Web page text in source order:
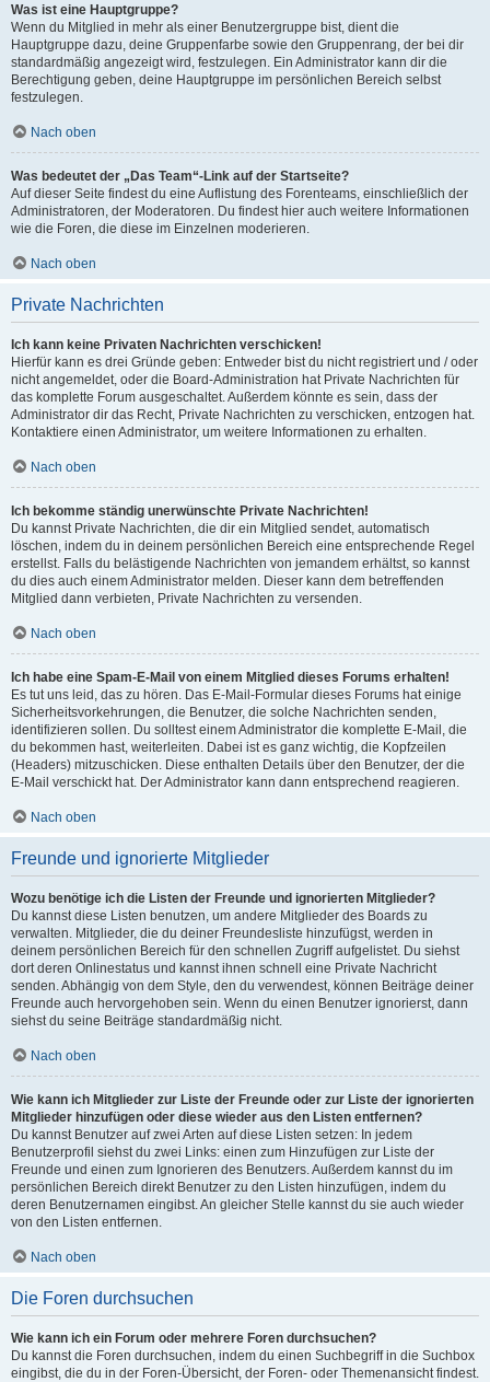
Was ist eine Hauptgruppe?
Wenn du Mitglied in mehr als einer Benutzergruppe bist, dient die
Hauptgruppe dazu, deine Gruppenfarbe sowie den Gruppenrang, der bei dir
standardmäßig angezeigt wird, festzulegen. Ein Administrator kann dir die
Berechtigung geben, deine Hauptgruppe im persönlichen Bereich selbst
festzulegen.
Nach oben
Was bedeutet der „Das Team“-Link auf der Startseite?
Auf dieser Seite findest du eine Auflistung des Forenteams, einschließlich der
Administratoren, der Moderatoren. Du findest hier auch weitere Informationen
wie die Foren, die diese im Einzelnen moderieren.
Nach oben
Private Nachrichten
Ich kann keine Privaten Nachrichten verschicken!
Hierfür kann es drei Gründe geben: Entweder bist du nicht registriert und / oder
nicht angemeldet, oder die Board-Administration hat Private Nachrichten für
das komplette Forum ausgeschaltet. Außerdem könnte es sein, dass der
Administrator dir das Recht, Private Nachrichten zu verschicken, entzogen hat.
Kontaktiere einen Administrator, um weitere Informationen zu erhalten.
Nach oben
Ich bekomme ständig unerwünschte Private Nachrichten!
Du kannst Private Nachrichten, die dir ein Mitglied sendet, automatisch
löschen, indem du in deinem persönlichen Bereich eine entsprechende Regel
erstellst. Falls du belästigende Nachrichten von jemandem erhältst, so kannst
du dies auch einem Administrator melden. Dieser kann dem betreffenden
Mitglied dann verbieten, Private Nachrichten zu versenden.
Nach oben
Ich habe eine Spam-E-Mail von einem Mitglied dieses Forums erhalten!
Es tut uns leid, das zu hören. Das E-Mail-Formular dieses Forums hat einige
Sicherheitsvorkehrungen, die Benutzer, die solche Nachrichten senden,
identifizieren sollen. Du solltest einem Administrator die komplette E-Mail, die
du bekommen hast, weiterleiten. Dabei ist es ganz wichtig, die Kopfzeilen
(Headers) mitzuschicken. Diese enthalten Details über den Benutzer, der die
E-Mail verschickt hat. Der Administrator kann dann entsprechend reagieren.
Nach oben
Freunde und ignorierte Mitglieder
Wozu benötige ich die Listen der Freunde und ignorierten Mitglieder?
Du kannst diese Listen benutzen, um andere Mitglieder des Boards zu
verwalten. Mitglieder, die du deiner Freundesliste hinzufügst, werden in
deinem persönlichen Bereich für den schnellen Zugriff aufgelistet. Du siehst
dort deren Onlinestatus und kannst ihnen schnell eine Private Nachricht
senden. Abhängig von dem Style, den du verwendest, können Beiträge deiner
Freunde auch hervorgehoben sein. Wenn du einen Benutzer ignorierst, dann
siehst du seine Beiträge standardmäßig nicht.
Nach oben
Wie kann ich Mitglieder zur Liste der Freunde oder zur Liste der ignorierten
Mitglieder hinzufügen oder diese wieder aus den Listen entfernen?
Du kannst Benutzer auf zwei Arten auf diese Listen setzen: In jedem
Benutzerprofil siehst du zwei Links: einen zum Hinzufügen zur Liste der
Freunde und einen zum Ignorieren des Benutzers. Außerdem kannst du im
persönlichen Bereich direkt Benutzer zu den Listen hinzufügen, indem du
deren Benutzernamen eingibst. An gleicher Stelle kannst du sie auch wieder
von den Listen entfernen.
Nach oben
Die Foren durchsuchen
Wie kann ich ein Forum oder mehrere Foren durchsuchen?
Du kannst die Foren durchsuchen, indem du einen Suchbegriff in die Suchbox
eingibst, die du in der Foren-Übersicht, der Foren- oder Themenansicht findest.